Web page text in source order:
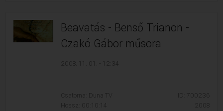
Beavatás - Benső Trianon -
Czakó Gábor műsora
2008. 11. 01. - 12:34
Csatorna: Duna TV
Hossz: 00:10:14
ID: 700236